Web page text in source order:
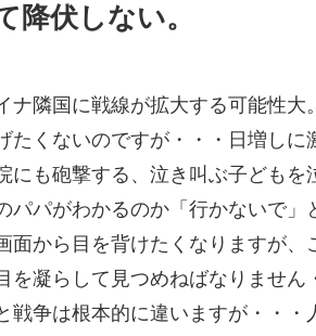
降伏しない。
ナ隣国に戦線が拡大する可能性大
たくないのですが・・・日増しに
にも砲撃する、泣き叫ぶ子どもを
パパがわかるのか「行かないで」
面から目を背けたくなりますが、
を凝らして見つめねばなりません
戦争は根本的に違いますが・・・